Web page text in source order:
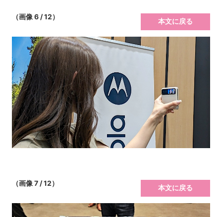
（画像 6 / 12）
本文に戻る
（画像 7 / 12）
本文に戻る